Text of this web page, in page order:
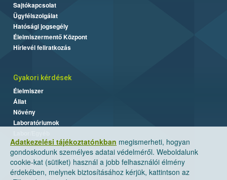
Adatkezelési tájékoztatónkban megismerheti, hogyan
gondoskodunk személyes adatai védelméről. Weboldalunk
cookie-kat (sütiket) használ a jobb felhasználói élmény
érdekében, melynek biztosításához kérjük, kattintson az
Sajtókapcsolat
Ügyfélszolgálat
Hatósági jogsegély
Élelmiszermentő Központ
Hírlevél feliratkozás
Gyakori kérdések
Élelmiszer
Állat
Növény
Laboratóriumok